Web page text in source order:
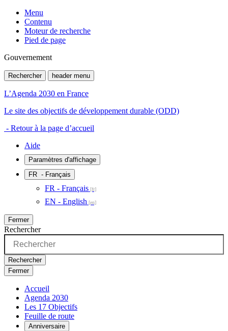
Menu
Contenu
Moteur de recherche
Pied de page
Gouvernement
Rechercher header menu
L’Agenda 2030 en France
Le site des objectifs de développement durable (ODD)
- Retour à la page d’accueil
Aide
Paramètres d'affichage
FR - Français
FR - Français
EN - English
Fermer
Rechercher
Rechercher
Fermer
Accueil
Agenda 2030
Les 17 Objectifs
Feuille de route
Anniversaire